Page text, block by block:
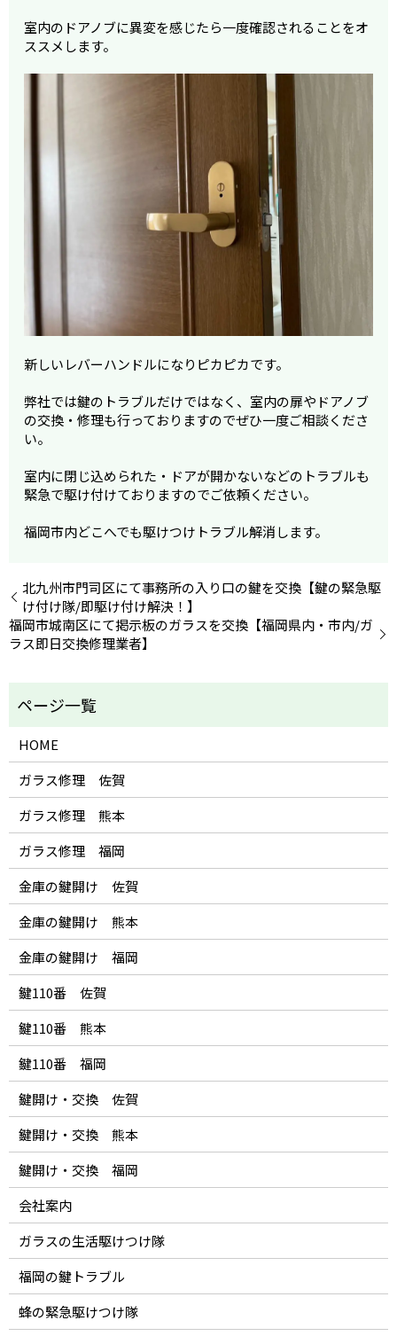
室内のドアノブに異変を感じたら一度確認されることをオ
ススメします。
新しいレバーハンドルになりピカピカです。
弊社では鍵のトラブルだけではなく、室内の扉やドアノブ
の交換・修理も行っておりますのでぜひ一度ご相談くださ
い。
室内に閉じ込められた・ドアが開かないなどのトラブルも
緊急で駆け付けておりますのでご依頼ください。
福岡市内どこへでも駆けつけトラブル解消します。
北九州市門司区にて事務所の入り口の鍵を交換【鍵の緊急駆
け付け隊/即駆け付け解決！】
福岡市城南区にて掲示板のガラスを交換【福岡県内・市内/ガ
ラス即日交換修理業者】
HOME
ガラス修理 佐賀
ガラス修理 熊本
ガラス修理 福岡
金庫の鍵開け 佐賀
金庫の鍵開け 熊本
金庫の鍵開け 福岡
鍵110番 佐賀
鍵110番 熊本
鍵110番 福岡
鍵開け・交換 佐賀
鍵開け・交換 熊本
鍵開け・交換 福岡
会社案内
ガラスの生活駆けつけ隊
福岡の鍵トラブル
蜂の緊急駆けつけ隊